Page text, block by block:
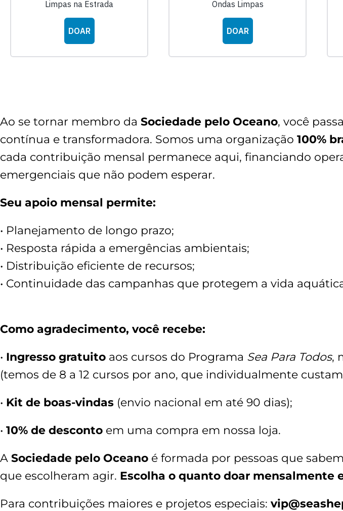
Ao se tornar membro da Sociedade pelo Oceano, você
contínua e transformadora. Somos uma organização 100%
cada contribuição mensal permanece aqui, financiando
emergenciais que não podem esperar.
Seu apoio mensal permite:
• Planejamento de longo prazo;
• Resposta rápida a emergências ambientais;
• Distribuição eficiente de recursos;
• Continuidade das campanhas que protegem a vida
Como agradecimento, você recebe:
• Ingresso gratuito aos cursos do Programa Sea Para Todos,
(temos de 8 a 12 cursos por ano, que individualmente
• Kit de boas-vindas (envio nacional em até 90 dias);
• 10% de desconto em uma compra em nossa loja.
A Sociedade pelo Oceano é formada por pessoas que
que escolheram agir. Escolha o quanto doar mensalmente
Para contribuições maiores e projetos especiais: